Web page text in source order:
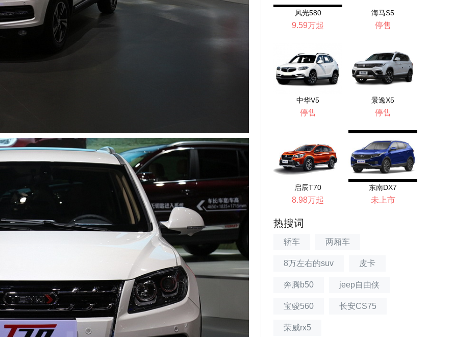
风光580
9.59万起
海马S5
停售
中华V5
停售
景逸X5
停售
启辰T70
8.98万起
东南DX7
未上市
热搜词
轿车 两厢车
8万左右的suv 皮卡
奔腾b50 jeep自由侠
宝骏560 长安CS75
荣威rx5